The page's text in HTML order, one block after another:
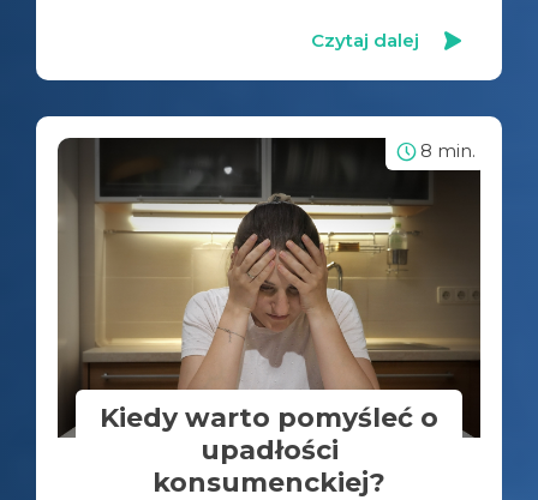
Czytaj dalej
8 min.
Kiedy warto pomyśleć o
upadłości
konsumenckiej?